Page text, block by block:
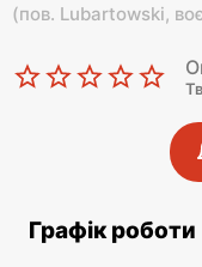
(пов. Lubartowski,
Графік роботи